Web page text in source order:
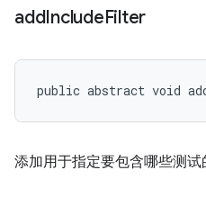
addIncludeFilter
public abstract void
添加用于指定要包含哪些测试